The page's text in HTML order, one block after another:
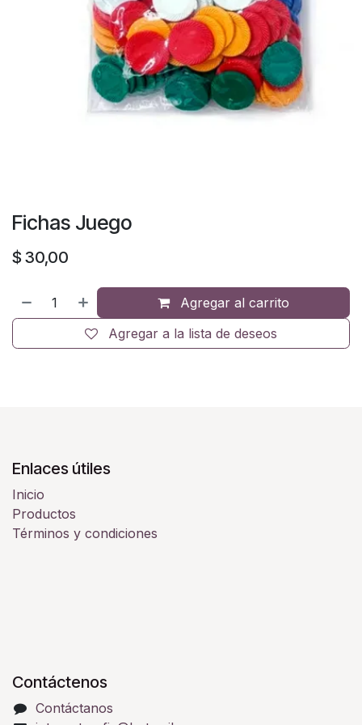
Fichas Juego
$ 30,00
Agregar al carrito
Agregar a la lista de deseos
Enlaces útiles
Inicio
Productos
Términos y condiciones
Contáctenos
Contáctanos